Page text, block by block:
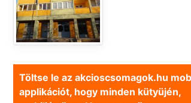
Töltse le az akcioscsomagok.hu
applikációt, hogy minden kütyüjén,